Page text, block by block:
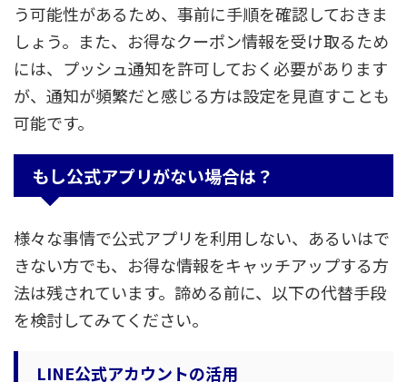
う可能性があるため、事前に手順を確認しておきま
しょう。また、お得なクーポン情報を受け取るため
には、プッシュ通知を許可しておく必要があります
が、通知が頻繁だと感じる方は設定を見直すことも
可能です。
もし公式アプリがない場合は？
様々な事情で公式アプリを利用しない、あるいはで
きない方でも、お得な情報をキャッチアップする方
法は残されています。諦める前に、以下の代替手段
を検討してみてください。
LINE公式アカウントの活用